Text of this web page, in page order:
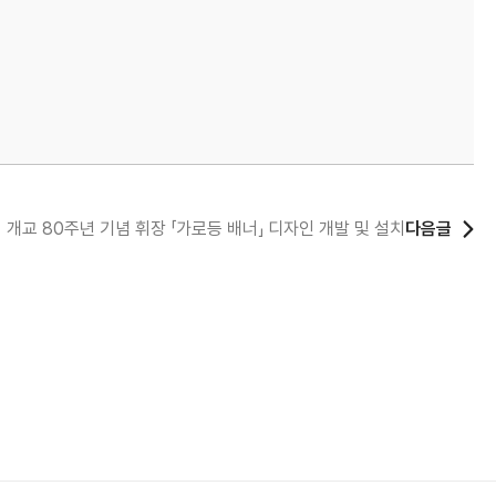
개교 80주년 기념 휘장 「가로등 배너」 디자인 개발 및 설치 다음글